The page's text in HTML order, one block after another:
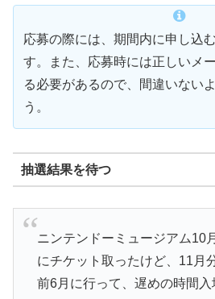
応募の際には、期間内に申し込
す。また、応募時には正しいメ
る必要があるので、間違いない
う。
抽選結果を待つ
ニンテンドーミュージアム10
にチケット取ったけど、11月
前6月に行って、遅めの時間